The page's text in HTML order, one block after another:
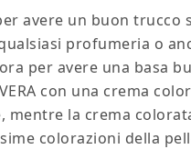
avere un buon trucco
profumeria o
per avere una basa
VERA con una crema
mentre la crema
colorazioni della